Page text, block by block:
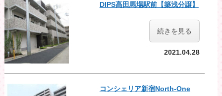
DIPS高田馬場駅前【築浅分譲】
続きを見る
2021.04.28
コンシェリア新宿North-One